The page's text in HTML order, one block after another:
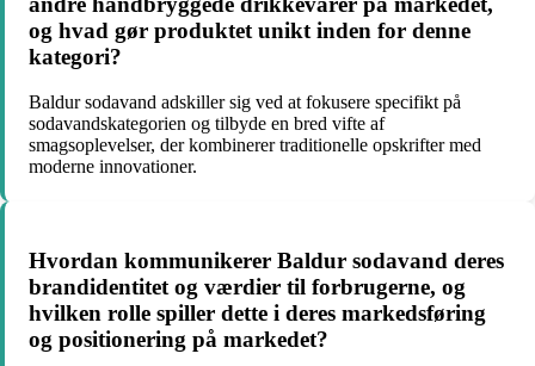
og hvad gør produktet unikt inden for denne
kategori?
Baldur sodavand adskiller sig ved at fokusere specifikt på
sodavandskategorien og tilbyde en bred vifte af
smagsoplevelser, der kombinerer traditionelle opskrifter med
moderne innovationer.
Hvordan kommunikerer Baldur sodavand deres
brandidentitet og værdier til forbrugerne, og
hvilken rolle spiller dette i deres markedsføring
og positionering på markedet?